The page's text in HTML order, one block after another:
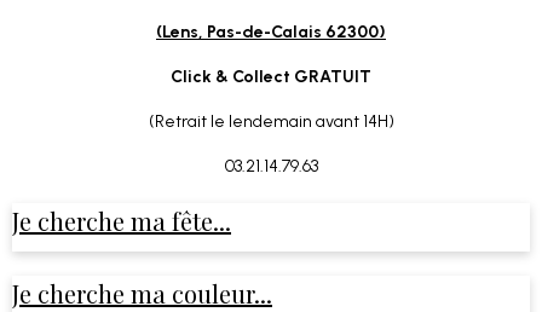
(Lens, Pas-de-Calais 62300)
Click & Collect GRATUIT
(Retrait le lendemain avant 14H)
03.21.14.79.63
Je cherche ma fête...
Je cherche ma couleur...